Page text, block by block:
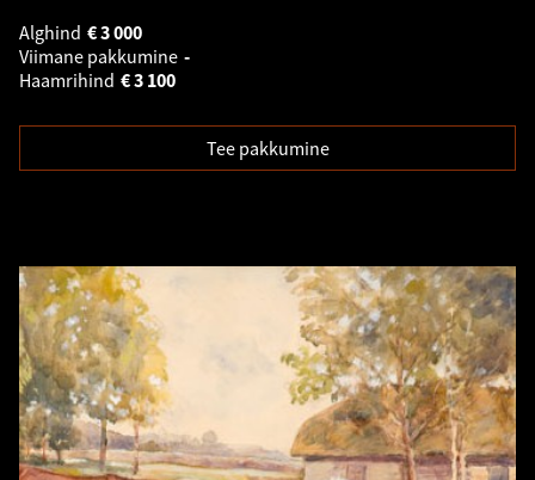
Alghind
3 000
€
Viimane pakkumine -
Haamrihind
3 100
€
Tee pakkumine